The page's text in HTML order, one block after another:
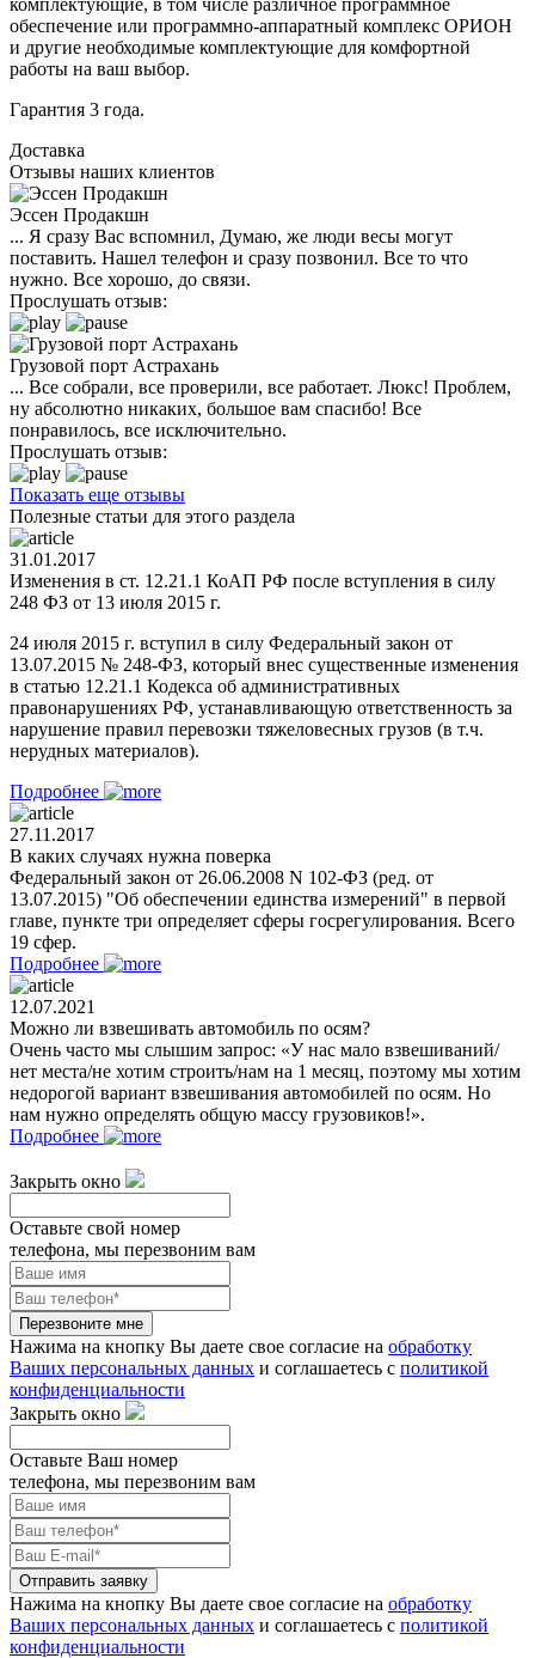
обеспечение или программно-аппаратный комплекс ОРИОН
и другие необходимые комплектующие для комфортной
работы на ваш выбор.
Гарантия 3 года.
Доставка
Отзывы наших клиентов
Эссен Продакшн
... Я сразу Вас вспомнил, Думаю, же люди весы могут
поставить. Нашел телефон и сразу позвонил. Все то что
нужно. Все хорошо, до связи.
Прослушать отзыв:
Грузовой порт Астрахань
... Все собрали, все проверили, все работает. Люкс! Проблем,
ну абсолютно никаких, большое вам спасибо! Все
понравилось, все исключительно.
Прослушать отзыв:
Показать еще отзывы
Полезные статьи для этого раздела
31.01.2017
Изменения в ст. 12.21.1 КоАП РФ после вступления в силу
248 ФЗ от 13 июля 2015 г.
24 июля 2015 г. вступил в силу Федеральный закон от
13.07.2015 № 248-ФЗ, который внес существенные изменения
в статью 12.21.1 Кодекса об административных
правонарушениях РФ, устанавливающую ответственность за
нарушение правил перевозки тяжеловесных грузов (в т.ч.
нерудных материалов).
Подробнее
27.11.2017
В каких случаях нужна поверка
Федеральный закон от 26.06.2008 N 102-ФЗ (ред. от
13.07.2015) "Об обеспечении единства измерений" в первой
главе, пункте три определяет сферы госрегулирования. Всего
19 сфер.
Подробнее
12.07.2021
Можно ли взвешивать автомобиль по осям?
Очень часто мы слышим запрос: «У нас мало взвешиваний/
нет места/не хотим строить/нам на 1 месяц, поэтому мы хотим
недорогой вариант взвешивания автомобилей по осям. Но
нам нужно определять общую массу грузовиков!».
Подробнее
Закрыть окно
Оставьте свой номер
телефона, мы перезвоним вам
Перезвоните мне
Нажима на кнопку Вы даете свое согласие на обработку
Ваших персональных данных и соглашаетесь с политикой
конфиденциальности
Закрыть окно
Оставьте Ваш номер
телефона, мы перезвоним вам
Отправить заявку
Нажима на кнопку Вы даете свое согласие на обработку
Ваших персональных данных и соглашаетесь с политикой
конфиденциальности